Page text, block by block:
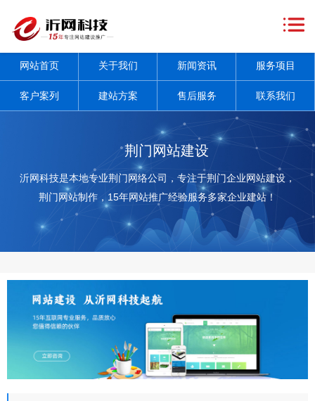
首
页
于
我
新
闻
服
网站首页 关于我们 新闻资讯 服务项目
客户案列 建站方案 售后服务 联系我们
荆门网站建设
沂网科技是本地专业荆门网络公司，专注于荆门企业网站建设，
荆门网站制作，15年网站推广经验服务多家企业建站！